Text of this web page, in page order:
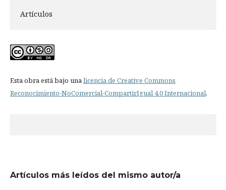
Artículos
Esta obra está bajo unalicencia de Creative Commons
Reconocimiento-NoComercial-CompartirIgual 4.0 Internacional.
Artículos más leídos del mismo autor/a